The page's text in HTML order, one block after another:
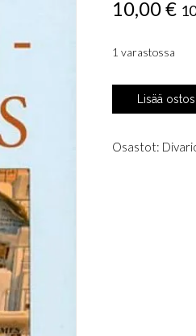
10,00€
1 varastossa
Valkonen,
Martti:
kauppatavarana
Lisää
Osastot: